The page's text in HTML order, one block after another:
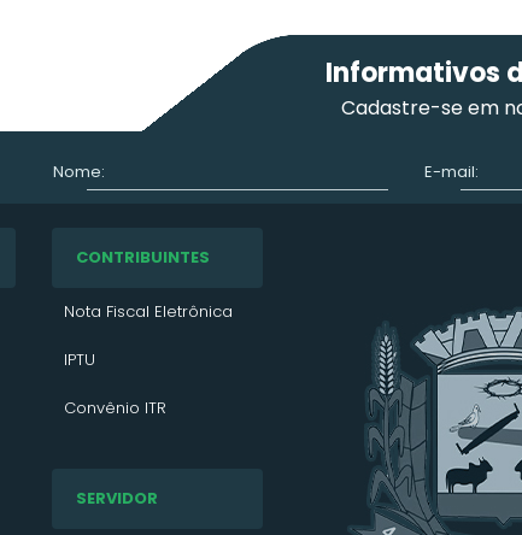
Informativos
Cadastre-se em
Nome: E-mail:
CONTRIBUINTES
Nota Fiscal Eletrônica
IPTU
Convênio ITR
VTN 2025
SERVIDOR